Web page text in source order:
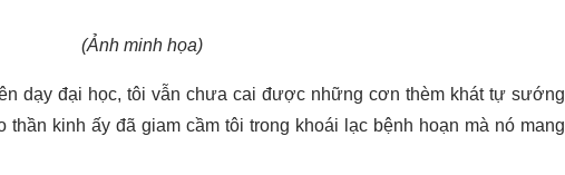
(Ảnh minh họa)
dạy đại học, tôi vẫn chưa cai được những cơn thèm khát tự sướng
kinh ấy đã giam cầm tôi trong khoái lạc bệnh hoạn mà nó mang